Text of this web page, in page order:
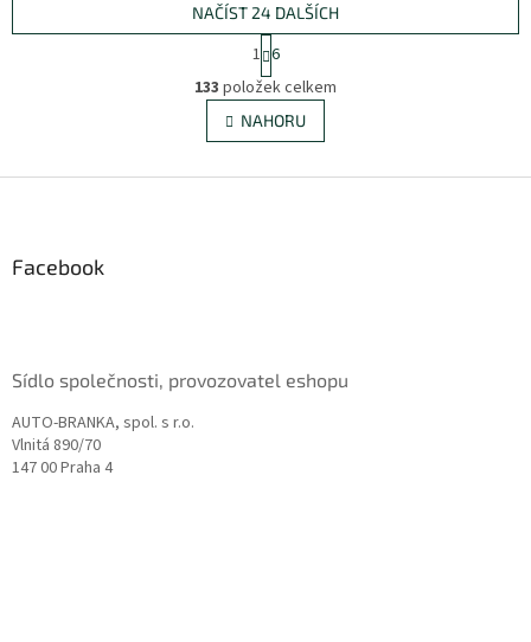
O
v
l
á
ý
NAČÍST 24 DALŠÍCH
S
t
r
á
n
k
v
1 6
133 položek celkem
NAHORU
Facebook
Sídlo společnosti, provozovatel eshopu
AUTO-BRANKA, spol. s r.o.
Vlnitá 890/70
147 00 Praha 4